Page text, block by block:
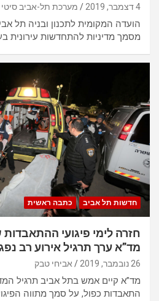
4 דצמבר, 2019 מערכת תל-אביב סיטי
הועדה המקומית לתכנון ובניה תל
מסמך מדיניות להתחדשות עירונית
חדשות תל אביב כתבה ראשית
מד”א ערך תרגיל אירוע רב
26 נובמבר, 2019 אביחי טבק
מד”א קיים אמש בתל אביב תרגיל
התאבדות כפול, על סמך מתווה